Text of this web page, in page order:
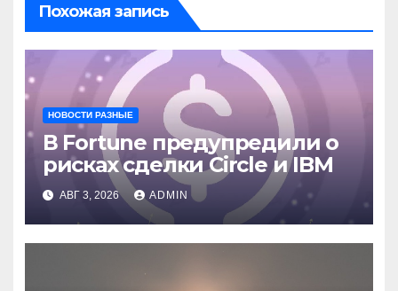
Похожая запись
НОВОСТИ РАЗНЫЕ
В Fortune предупредили о
рисках сделки Circle и IBM
АВГ 3, 2026 ADMIN